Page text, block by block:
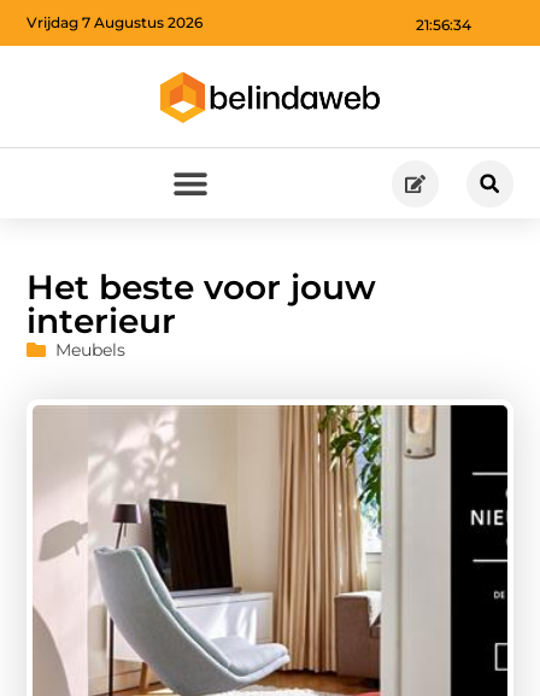
21:56:35
Vrijdag 7 Augustus 2026
Het beste voor jouw
interieur
Meubels